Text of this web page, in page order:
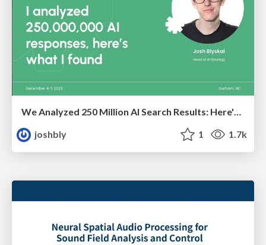
We Analyzed 250 Million AI Search Results: Here's What I Found
joshbly
1 1.7k